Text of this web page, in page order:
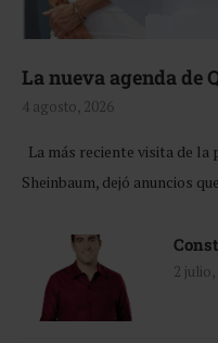
La nueva agenda de
4 agosto, 2026
La más reciente visita de la
Sheinbaum, dejó anuncios
2 julio,